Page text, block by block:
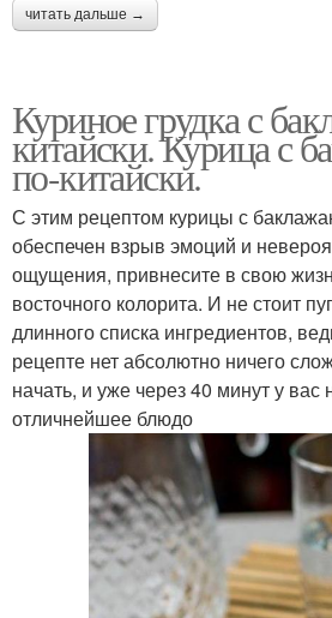
читать дальше →
Куриное грудка с
китайски. Курица с
по-китайски.
С этим рецептом курицы с
обеспечен взрыв эмоций и
ощущения, привнесите в свою
восточного колорита. И не стоит
длинного списка ингредиентов,
рецепте нет абсолютно ничего
начать, и уже через 40 минут у вас
отличнейшее блюдо